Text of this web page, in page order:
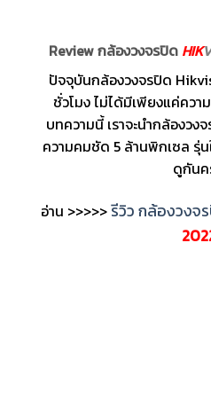
Review กล้องวงจรปิด HIK
ปัจจุบันกล้องวงจรปิด
ชั่วโมง ไม่ได้มีเพียงแค่คว
บทความนี้ เราจะนำกล้องว
ความคมชัด 5 ล้านพิกเซล รุ่
ดูกัน
อ่าน >>>>>รีวิว กล้องวงจ